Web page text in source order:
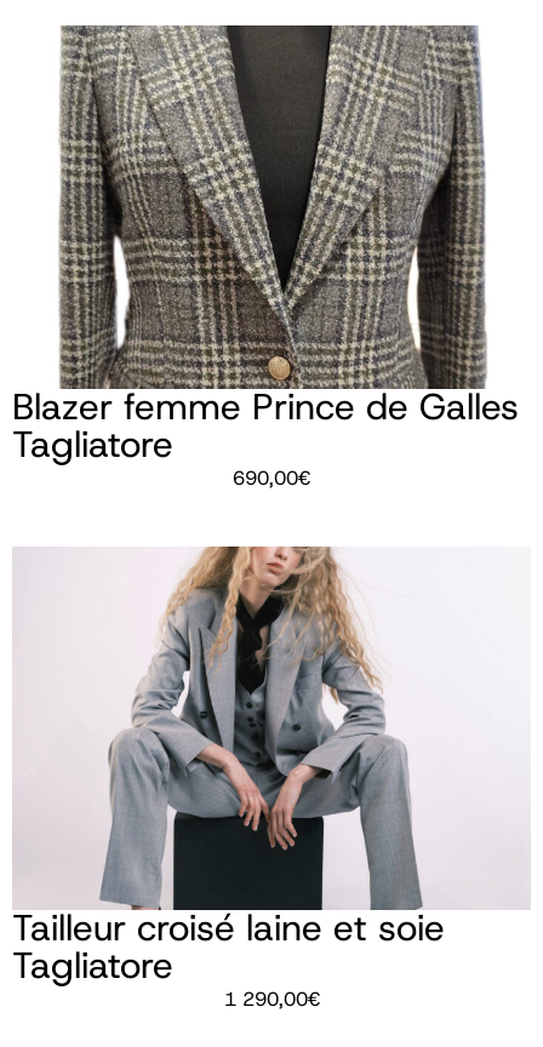
Blazer femme Prince de Galles
Tagliatore
690,00€
Tailleur croisé laine et soie
Tagliatore
1 290,00€